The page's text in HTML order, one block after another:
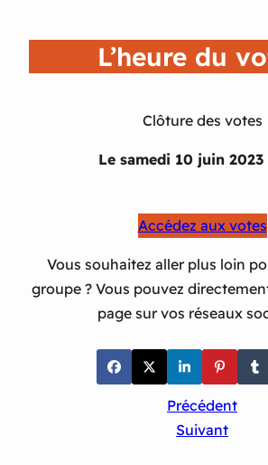
L’heure du
Clôture des votes
Le samedi 10 juin 2023
Accédez aux votes
Vous souhaitez aller plus loin
groupe ? Vous pouvez
page sur vos réseaux
Précédent
Suivant